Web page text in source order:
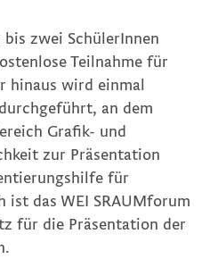
zwei SchülerInnen
Teilnahme für
hinaus wird einmal
an dem
Grafik- und
zur Präsentation
für
das WEI SRAUMforum
für die Präsentation der